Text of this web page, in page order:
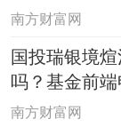
哪些股票？
南方财富网
国投瑞银境
吗？基金前
南方财富网